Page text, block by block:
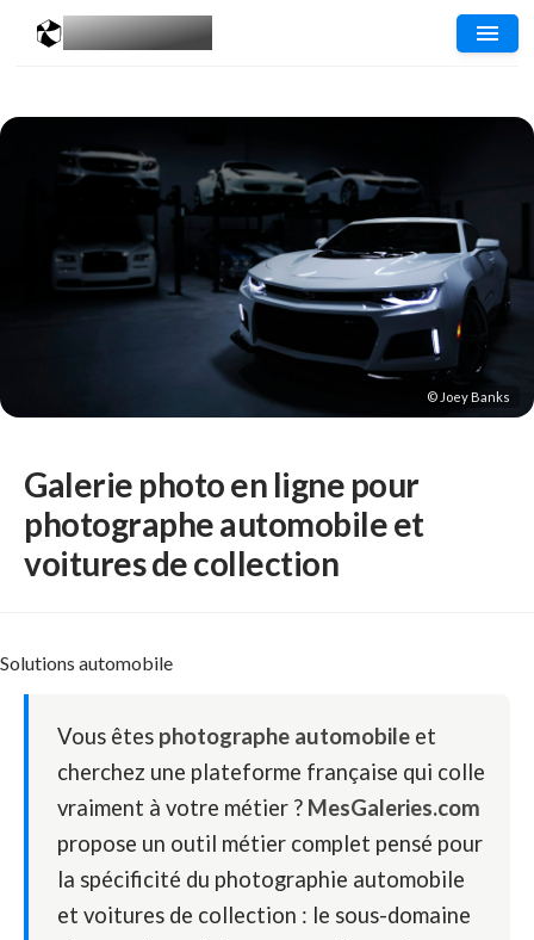
MESGALERIES
© Joey Banks
Galerie photo en ligne pour
photographe automobile et
voitures de collection
Solutions automobile
Vous êtes photographe automobile et
cherchez une plateforme française qui colle
vraiment à votre métier ? MesGaleries.com
propose un outil métier complet pensé pour
la spécificité du photographie automobile
et voitures de collection : le sous-domaine